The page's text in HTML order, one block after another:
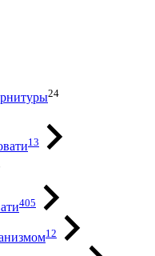
24
13
405
12